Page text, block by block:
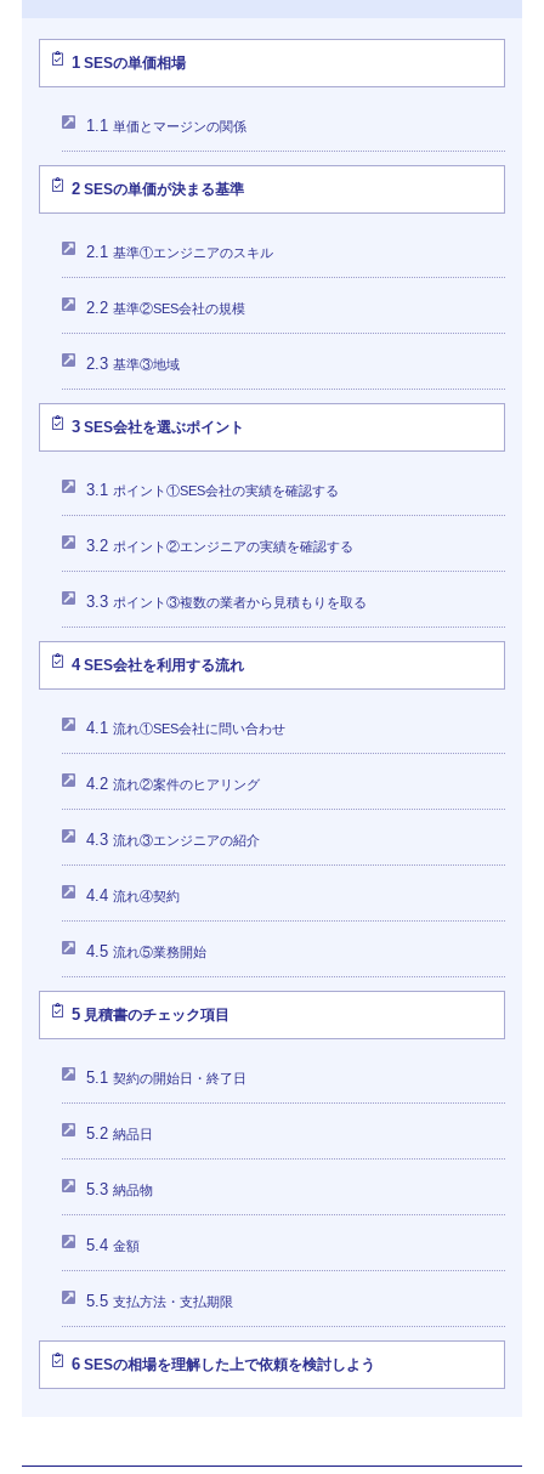
1SESの単価相場
1.1 単価とマージンの関係
2SESの単価が決まる基準
2.1 基準①エンジニアのスキル
2.2 基準②SES会社の規模
2.3 基準③地域
3SES会社を選ぶポイント
3.1 ポイント①SES会社の実績を確認する
3.2 ポイント②エンジニアの実績を確認する
3.3 ポイント③複数の業者から見積もりを取る
4SES会社を利用する流れ
4.1 流れ①SES会社に問い合わせ
4.2 流れ②案件のヒアリング
4.3 流れ③エンジニアの紹介
4.4 流れ④契約
4.5 流れ⑤業務開始
5見積書のチェック項目
5.1 契約の開始日・終了日
5.2 納品日
5.3 納品物
5.4 金額
5.5 支払方法・支払期限
6SESの相場を理解した上で依頼を検討しよう